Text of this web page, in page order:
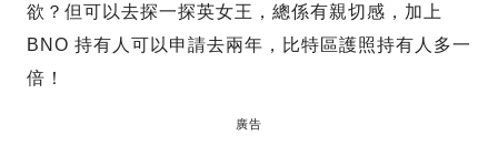
欲？但可以去探一探英女王，總係有親切感，加上
BNO 持有人可以申請去兩年，比特區護照持有人多一
倍！
廣告